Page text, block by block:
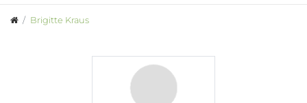
Brigitte Kraus